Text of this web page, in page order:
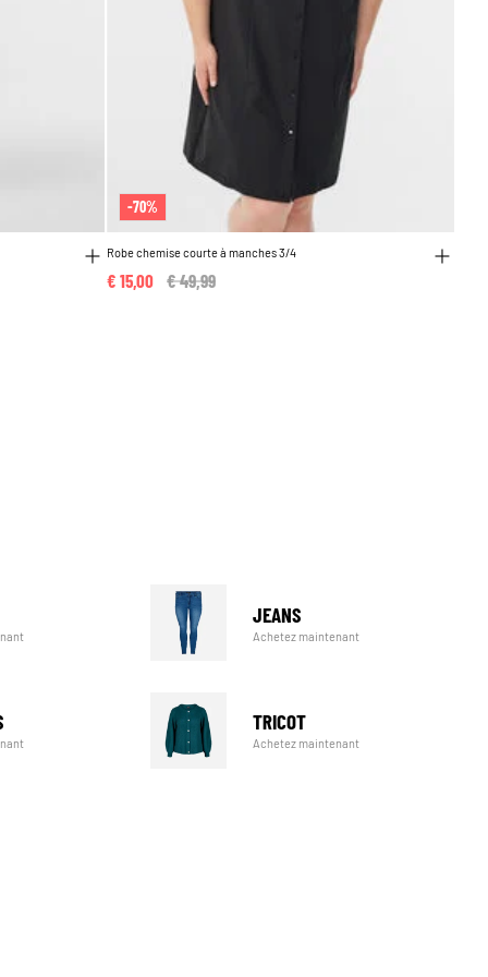
-70%
Robe chemise courte à manches 3/4
Price reduced from
€ 49,99
€ 15,00
JEANS
Achetez maintenant
TRICOT
Achetez maintenant